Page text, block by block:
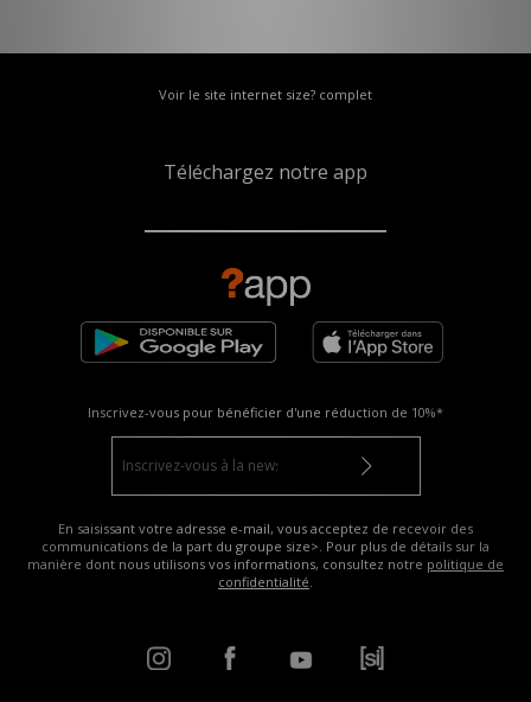
Voir le site internet size? complet
Téléchargez notre app
Inscrivez-vous pour bénéficier d'une réduction de 10%*
En saisissant votre adresse e-mail, vous acceptez de recevoir des
communications de la part du groupe size>. Pour plus de détails sur la
manière dont nous utilisons vos informations, consultez notre politique de
confidentialité